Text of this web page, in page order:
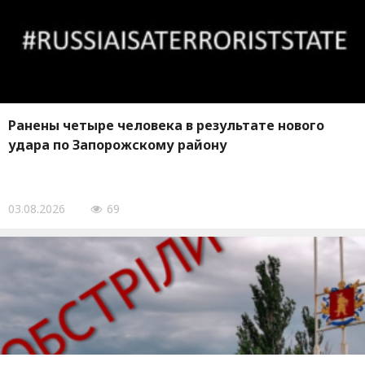
Ранены четыре человека в результате нового
удара по Запорожскому району
03.08.2026 69